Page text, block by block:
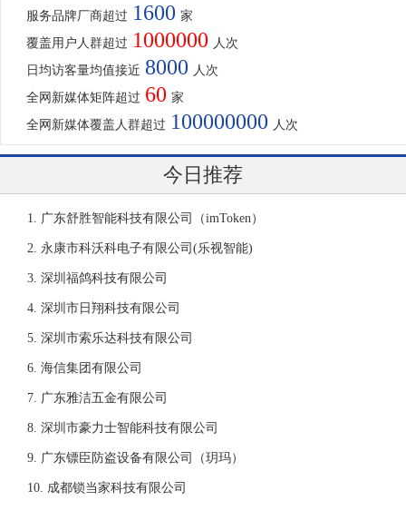
服务品牌厂商超过 1600 家
覆盖用户人群超过 1000000 人次
日均访客量均值接近 8000 人次
全网新媒体矩阵超过 60 家
全网新媒体覆盖人群超过 100000000 人次
今日推荐
广东舒胜智能科技有限公司（imToken）
永康市科沃科电子有限公司(乐视智能)
深圳福鸽科技有限公司
深圳市日翔科技有限公司
深圳市索乐达科技有限公司
海信集团有限公司
广东雅洁五金有限公司
深圳市豪力士智能科技有限公司
广东镖臣防盗设备有限公司（玥玛）
成都锁当家科技有限公司